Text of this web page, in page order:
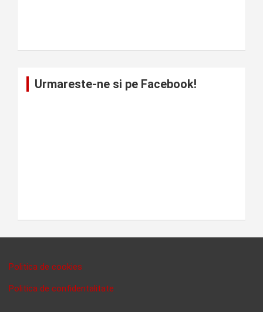
Urmareste-ne si pe Facebook!
Politica de cookies
Politica de confidentalitate